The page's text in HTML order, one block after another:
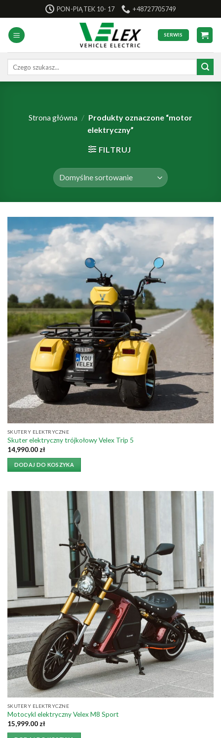
to
content
PON-PIĄTEK 10- 17 +48727705749
SERWIS
Strona główna / Produkty oznaczone “motor
elektryczny”
FILTRUJ
SKUTERY ELEKTRYCZNE
Skuter elektryczny trójkołowy Velex Trip 5
14,990.00 zł
DODAJ DO KOSZYKA
SKUTERY ELEKTRYCZNE
Motocykl elektryczny Velex M8 Sport
15,999.00 zł